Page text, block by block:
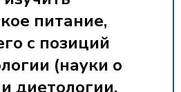
питание,
с позиций
(науки о
диетологии,